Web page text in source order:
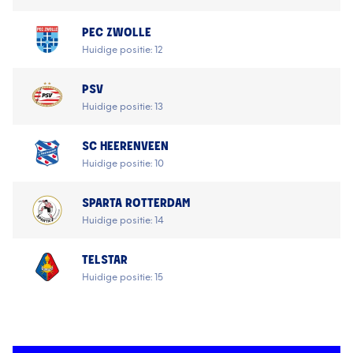
PEC ZWOLLE
Huidige positie: 12
PSV
Huidige positie: 13
SC HEERENVEEN
Huidige positie: 10
SPARTA ROTTERDAM
Huidige positie: 14
TELSTAR
Huidige positie: 15